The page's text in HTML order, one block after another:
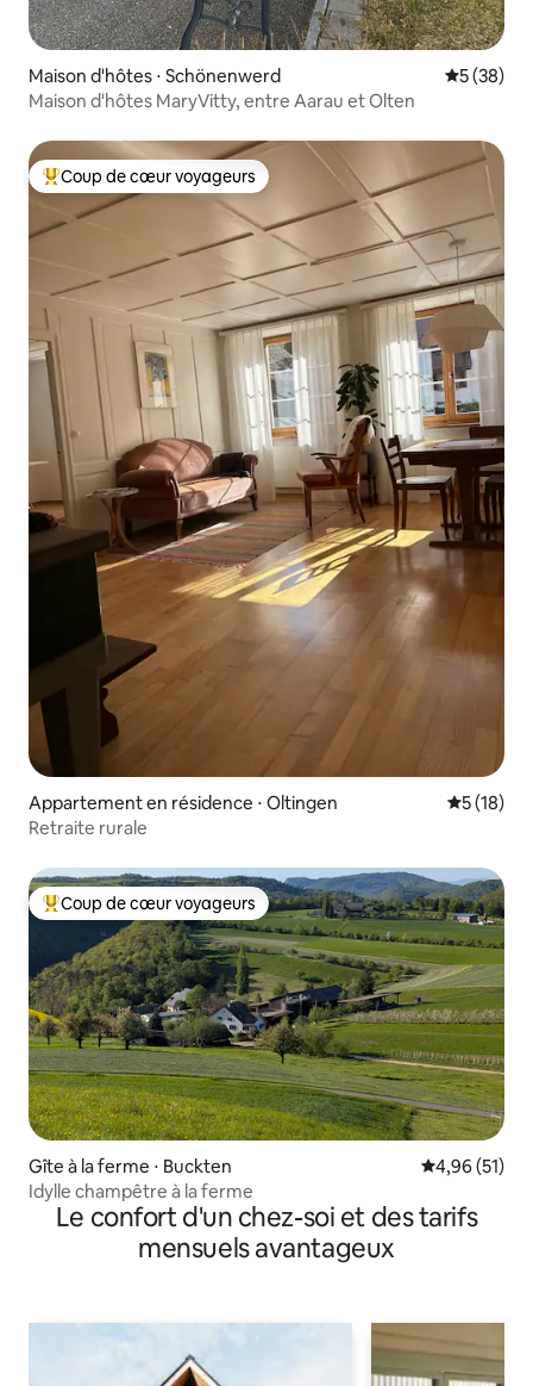
Maison d'hôtes ⋅ Schönenwerd
5 (38)
Maison d'hôtes MaryVitty, entre Aarau et Olten
Coups de cœur voyageurs les plus appréciés
Coup de cœur voyageurs
Appartement en résidence ⋅ Oltingen
5 (18)
Retraite rurale
Coups de cœur voyageurs les plus appréciés
Coup de cœur voyageurs
Gîte à la ferme ⋅ Buckten Évaluation
4,96 (51)
Idylle champêtre à la ferme
Le confort d'un chez-soi et des tarifs
mensuels avantageux